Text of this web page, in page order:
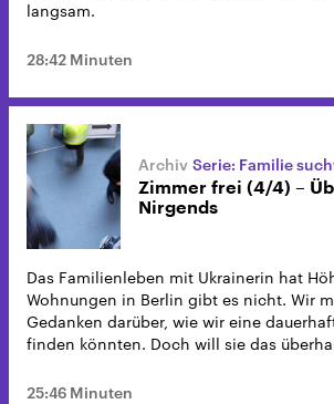
langsam.
28:42 Minuten
Serie: Familie
Zimmer frei (4/4) –
Nirgends
Das Familienleben mit Ukrainerin hat
Wohnungen in Berlin gibt es nicht. Wir
Gedanken darüber, wie wir eine
finden könnten. Doch will sie das
25:46 Minuten